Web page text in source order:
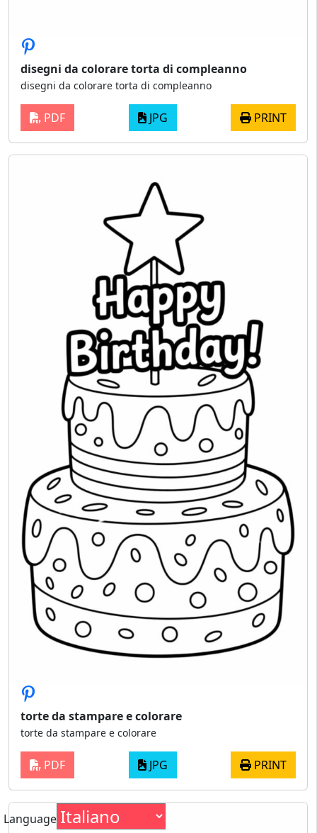
disegni da colorare torta di compleanno
disegni da colorare torta di compleanno
PDF JPG PRINT
torte da stampare e colorare
torte da stampare e colorare
PDF JPG PRINT
Language